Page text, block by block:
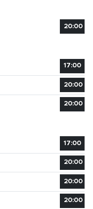
20:00
17:00
20:00
20:00
17:00
20:00
20:00
20:00